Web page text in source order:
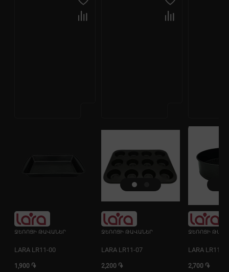
ՋԵՌՈՑԻ ԹԱՎԱՆԵՐ
LARA LR11-00
1,900 ֏
ՋԵՌՈՑԻ ԹԱՎԱՆԵՐ
LARA LR11-07
2,200 ֏
ՋԵՌՈՑԻ
LARA LR11-16
2,700 ֏